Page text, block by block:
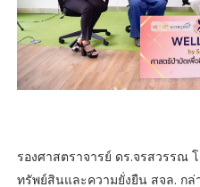
รองศาสตราจารย์ ดร.จรสวรรณ
ทรัพย์สินและความยั่งยืน สจล. ก